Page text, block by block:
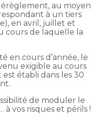
au moyen
à un tiers
en avril, juillet et
cours de laquelle la
en cours d’année, le
exigible au cours
est établi dans les 30
de moduler le
vos risques et périls !